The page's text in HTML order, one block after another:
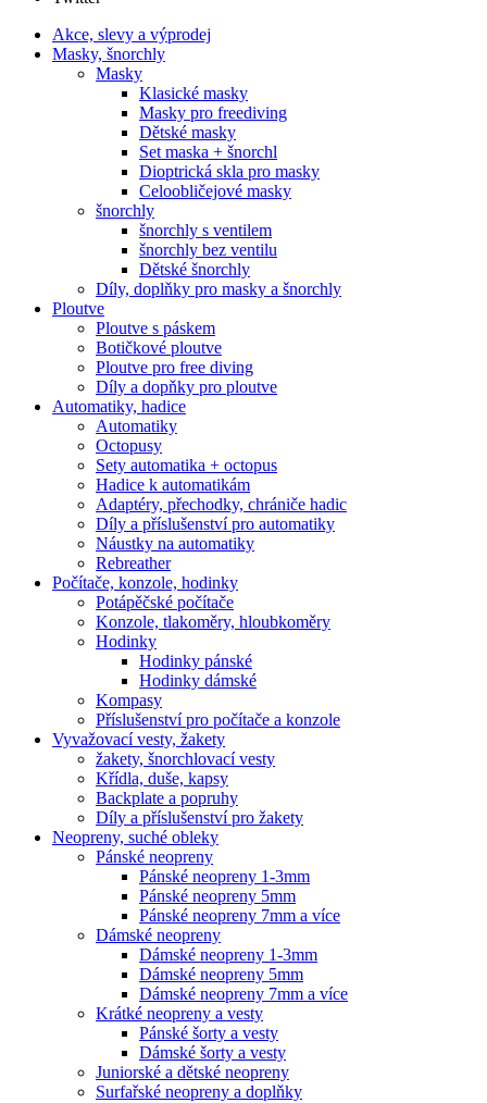
Akce, slevy a výprodej
Masky, šnorchly
Masky
Klasické masky
Masky pro freediving
Dětské masky
Set maska + šnorchl
Dioptrická skla pro masky
Celoobličejové masky
šnorchly
šnorchly s ventilem
šnorchly bez ventilu
Dětské šnorchly
Díly, doplňky pro masky a šnorchly
Ploutve
Ploutve s páskem
Botičkové ploutve
Ploutve pro free diving
Díly a dopňky pro ploutve
Automatiky, hadice
Automatiky
Octopusy
Sety automatika + octopus
Hadice k automatikám
Adaptéry, přechodky, chrániče hadic
Díly a příslušenství pro automatiky
Náustky na automatiky
Rebreather
Počítače, konzole, hodinky
Potápěčské počítače
Konzole, tlakoměry, hloubkoměry
Hodinky
Hodinky pánské
Hodinky dámské
Kompasy
Příslušenství pro počítače a konzole
Vyvažovací vesty, žakety
žakety, šnorchlovací vesty
Křídla, duše, kapsy
Backplate a popruhy
Díly a příslušenství pro žakety
Neopreny, suché obleky
Pánské neopreny
Pánské neopreny 1-3mm
Pánské neopreny 5mm
Pánské neopreny 7mm a více
Dámské neopreny
Dámské neopreny 1-3mm
Dámské neopreny 5mm
Dámské neopreny 7mm a více
Krátké neopreny a vesty
Pánské šorty a vesty
Dámské šorty a vesty
Juniorské a dětské neopreny
Surfařské neopreny a doplňky